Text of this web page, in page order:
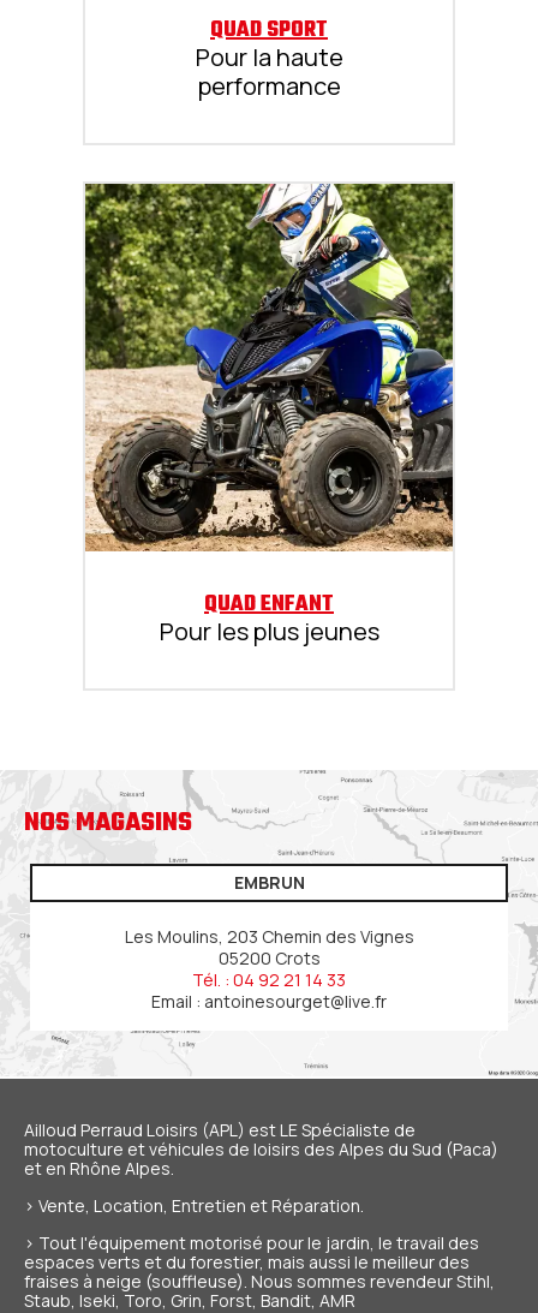
QUAD SPORT
Pour la haute
performance
QUAD ENFANT
Pour les plus jeunes
NOS MAGASINS
EMBRUN
Les Moulins, 203 Chemin des Vignes
05200 Crots
Tél. : 04 92 21 14 33
Email : antoinesourget@live.fr
Ailloud Perraud Loisirs (APL) est LE Spécialiste de
motoculture et véhicules de loisirs des Alpes du Sud (Paca)
et en Rhône Alpes.
> Vente, Location, Entretien et Réparation.
> Tout l'équipement motorisé pour le jardin, le travail des
espaces verts et du forestier, mais aussi le meilleur des
fraises à neige (souffleuse). Nous sommes revendeur Stihl,
Staub, Iseki, Toro, Grin, Forst, Bandit, AMR